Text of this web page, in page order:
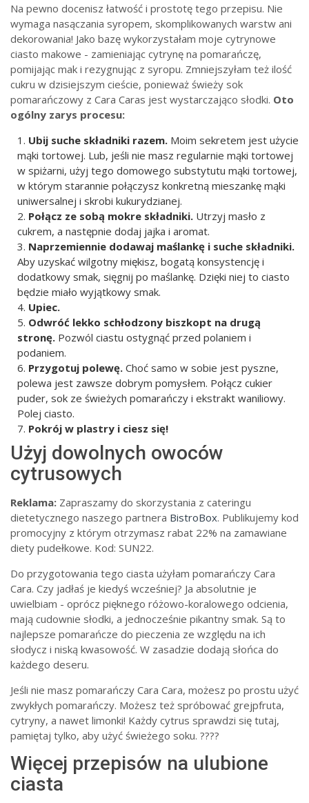
Na pewno docenisz łatwość i prostotę tego przepisu. Nie
wymaga nasączania syropem, skomplikowanych warstw ani
dekorowania! Jako bazę wykorzystałam moje cytrynowe
ciasto makowe - zamieniając cytrynę na pomarańczę,
pomijając mak i rezygnując z syropu. Zmniejszyłam też ilość
cukru w dzisiejszym cieście, ponieważ świeży sok
pomarańczowy z Cara Caras jest wystarczająco słodki. Oto
ogólny zarys procesu:
Ubij suche składniki razem. Moim sekretem jest użycie
mąki tortowej. Lub, jeśli nie masz regularnie mąki tortowej
w spiżarni, użyj tego domowego substytutu mąki tortowej,
w którym starannie połączysz konkretną mieszankę mąki
uniwersalnej i skrobi kukurydzianej.
Połącz ze sobą mokre składniki. Utrzyj masło z
cukrem, a następnie dodaj jajka i aromat.
Naprzemiennie dodawaj maślankę i suche składniki.
Aby uzyskać wilgotny miękisz, bogatą konsystencję i
dodatkowy smak, sięgnij po maślankę. Dzięki niej to ciasto
będzie miało wyjątkowy smak.
Upiec.
Odwróć lekko schłodzony biszkopt na drugą
stronę. Pozwól ciastu ostygnąć przed polaniem i
podaniem.
Przygotuj polewę. Choć samo w sobie jest pyszne,
polewa jest zawsze dobrym pomysłem. Połącz cukier
puder, sok ze świeżych pomarańczy i ekstrakt waniliowy.
Polej ciasto.
Pokrój w plastry i ciesz się!
Użyj dowolnych owoców
cytrusowych
Reklama: Zapraszamy do skorzystania z cateringu
dietetycznego naszego partnera BistroBox. Publikujemy kod
promocyjny z którym otrzymasz rabat 22% na zamawiane
diety pudełkowe. Kod: SUN22.
Do przygotowania tego ciasta użyłam pomarańczy Cara
Cara. Czy jadłaś je kiedyś wcześniej? Ja absolutnie je
uwielbiam - oprócz pięknego różowo-koralowego odcienia,
mają cudownie słodki, a jednocześnie pikantny smak. Są to
najlepsze pomarańcze do pieczenia ze względu na ich
słodycz i niską kwasowość. W zasadzie dodają słońca do
każdego deseru.
Jeśli nie masz pomarańczy Cara Cara, możesz po prostu użyć
zwykłych pomarańczy. Możesz też spróbować grejpfruta,
cytryny, a nawet limonki! Każdy cytrus sprawdzi się tutaj,
pamiętaj tylko, aby użyć świeżego soku. ????
Więcej przepisów na ulubione
ciasta